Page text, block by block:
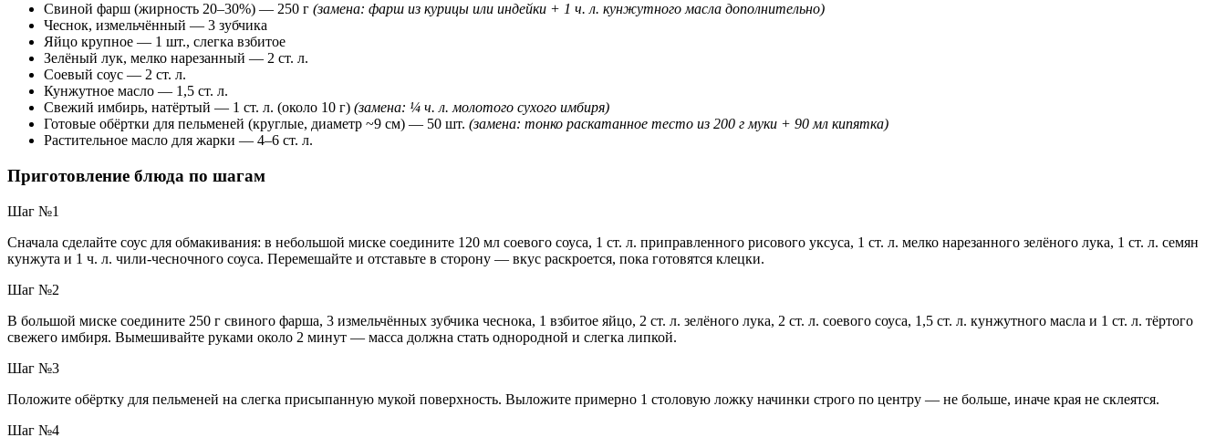
Свиной фарш (жирность 20–30%) — 250 г (замена: фарш из курицы или индейки + 1 ч. л. кунжутного масла дополнительно)
Чеснок, измельчённый — 3 зубчика
Яйцо крупное — 1 шт., слегка взбитое
Зелёный лук, мелко нарезанный — 2 ст. л.
Соевый соус — 2 ст. л.
Кунжутное масло — 1,5 ст. л.
Свежий имбирь, натёртый — 1 ст. л. (около 10 г) (замена: ¼ ч. л. молотого сухого имбиря)
Готовые обёртки для пельменей (круглые, диаметр ~9 см) — 50 шт. (замена: тонко раскатанное тесто из 200 г муки + 90 мл кипятка)
Растительное масло для жарки — 4–6 ст. л.
Приготовление блюда по шагам
Шаг №1
Сначала сделайте соус для обмакивания: в небольшой миске соедините 120 мл соевого соуса, 1 ст. л. приправленного рисового уксуса, 1 ст. л. мелко нарезанного зелёного лука, 1 ст. л. семян
кунжута и 1 ч. л. чили-чесночного соуса. Перемешайте и отставьте в сторону — вкус раскроется, пока готовятся клецки.
Шаг №2
В большой миске соедините 250 г свиного фарша, 3 измельчённых зубчика чеснока, 1 взбитое яйцо, 2 ст. л. зелёного лука, 2 ст. л. соевого соуса, 1,5 ст. л. кунжутного масла и 1 ст. л. тёртого
свежего имбиря. Вымешивайте руками около 2 минут — масса должна стать однородной и слегка липкой.
Шаг №3
Положите обёртку для пельменей на слегка присыпанную мукой поверхность. Выложите примерно 1 столовую ложку начинки строго по центру — не больше, иначе края не склеятся.
Шаг №4